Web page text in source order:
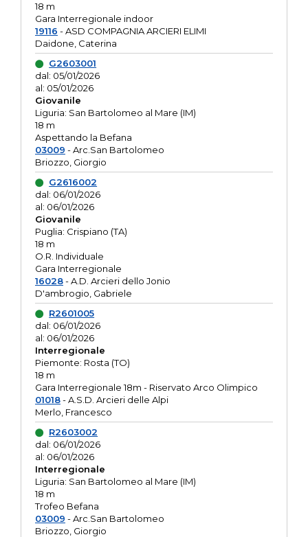
18 m
Gara Interregionale indoor
19116 - ASD COMPAGNIA ARCIERI ELIMI
Daidone, Caterina
G2603001
dal: 05/01/2026
al: 05/01/2026
Giovanile
Liguria: San Bartolomeo al Mare (IM)
18 m
Aspettando la Befana
03009 - Arc.San Bartolomeo
Briozzo, Giorgio
G2616002
dal: 06/01/2026
al: 06/01/2026
Giovanile
Puglia: Crispiano (TA)
18 m
O.R. Individuale
Gara Interregionale
16028- A.D. Arcieri dello Jonio
D'ambrogio, Gabriele
R2601005
dal: 06/01/2026
al: 06/01/2026
Interregionale
Piemonte: Rosta (TO)
18 m
Gara Interregionale 18m - Riservato Arco Olimpico
01018- A.S.D. Arcieri delle Alpi
Merlo, Francesco
R2603002
dal: 06/01/2026
al: 06/01/2026
Interregionale
Liguria: San Bartolomeo al Mare (IM)
18 m
Trofeo Befana
03009 - Arc.San Bartolomeo
Briozzo, Giorgio